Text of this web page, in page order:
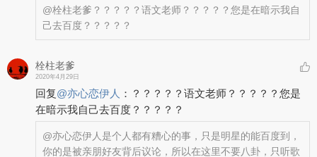
@栓柱老爹 ？？？？？语文老师？？？？？您是在暗示我自
己去百度？？？？？
栓柱老爹
2020年4月29日
回复@亦心恋伊人 ： ？？？？？语文老师？？？？？您是
在暗示我自己去百度？？？？？
@亦心恋伊人 是个人都有糟心的事，只是明星的能百度到，
你的是被亲朋好友背后议论，所以在这里不要八卦，只听歌